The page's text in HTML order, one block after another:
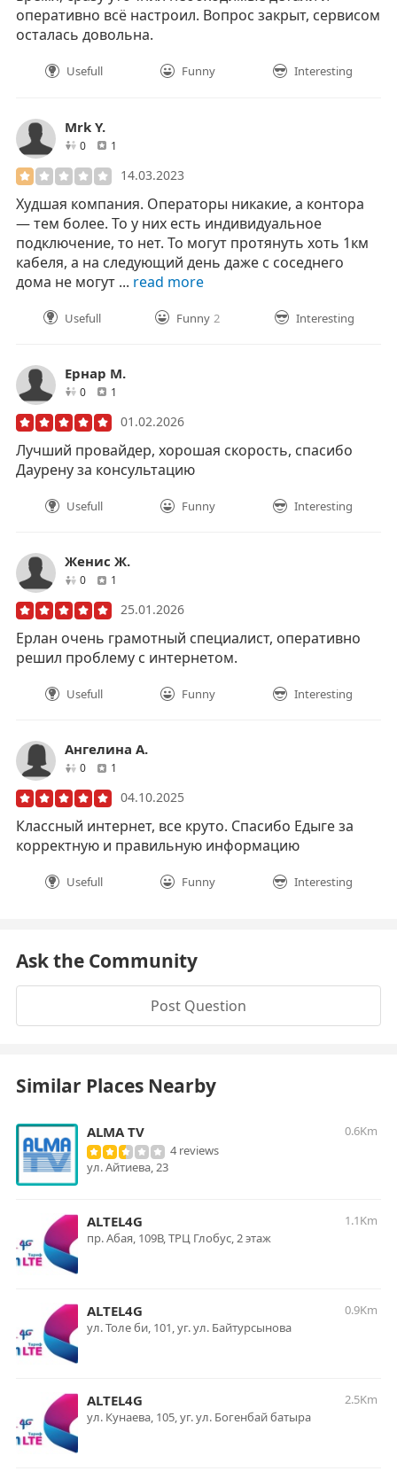
оперативно всё настроил. Вопрос закрыт, сервисом
осталась довольна.
Usefull Funny Interesting
Mrk Y.
0друзей1
14.03.2023
Худшая компания. Операторы никакие, а контора
— тем более. То у них есть индивидуальное
подключение, то нет. То могут протянуть хоть 1км
кабеля, а на следующий день даже с соседнего
дома не могут ... read more
Usefull Funny 2 Interesting
Ернар М.
0друзей1
01.02.2026
Лучший провайдер, хорошая скорость, спасибо
Даурену за консультацию
Usefull Funny Interesting
Женис Ж.
0друзей1
25.01.2026
Ерлан очень грамотный специалист, оперативно
решил проблему с интернетом.
Usefull Funny Interesting
Ангелина A.
0друзей1
04.10.2025
Классный интернет, все круто. Спасибо Едыге за
корректную и правильную информацию
Usefull Funny Interesting
Ask the Community
Post Question
Similar Places Nearby
ALMA TV
0.6Km
4 reviews
ул. Айтиева, 23
ALTEL4G
1.1Km
пр. Абая, 109В, ТРЦ Глобус, 2 этаж
ALTEL4G
0.9Km
ул. Толе би, 101, уг. ул. Байтурсынова
ALTEL4G
2.5Km
ул. Кунаева, 105, уг. ул. Богенбай батыра